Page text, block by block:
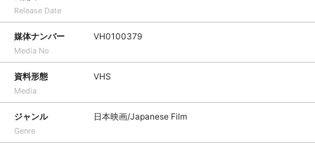
Release Date
媒体ナンバー
Media No
VH0100379
資料形態
Media
VHS
ジャンル
Genre
日本映画/Japanese Film